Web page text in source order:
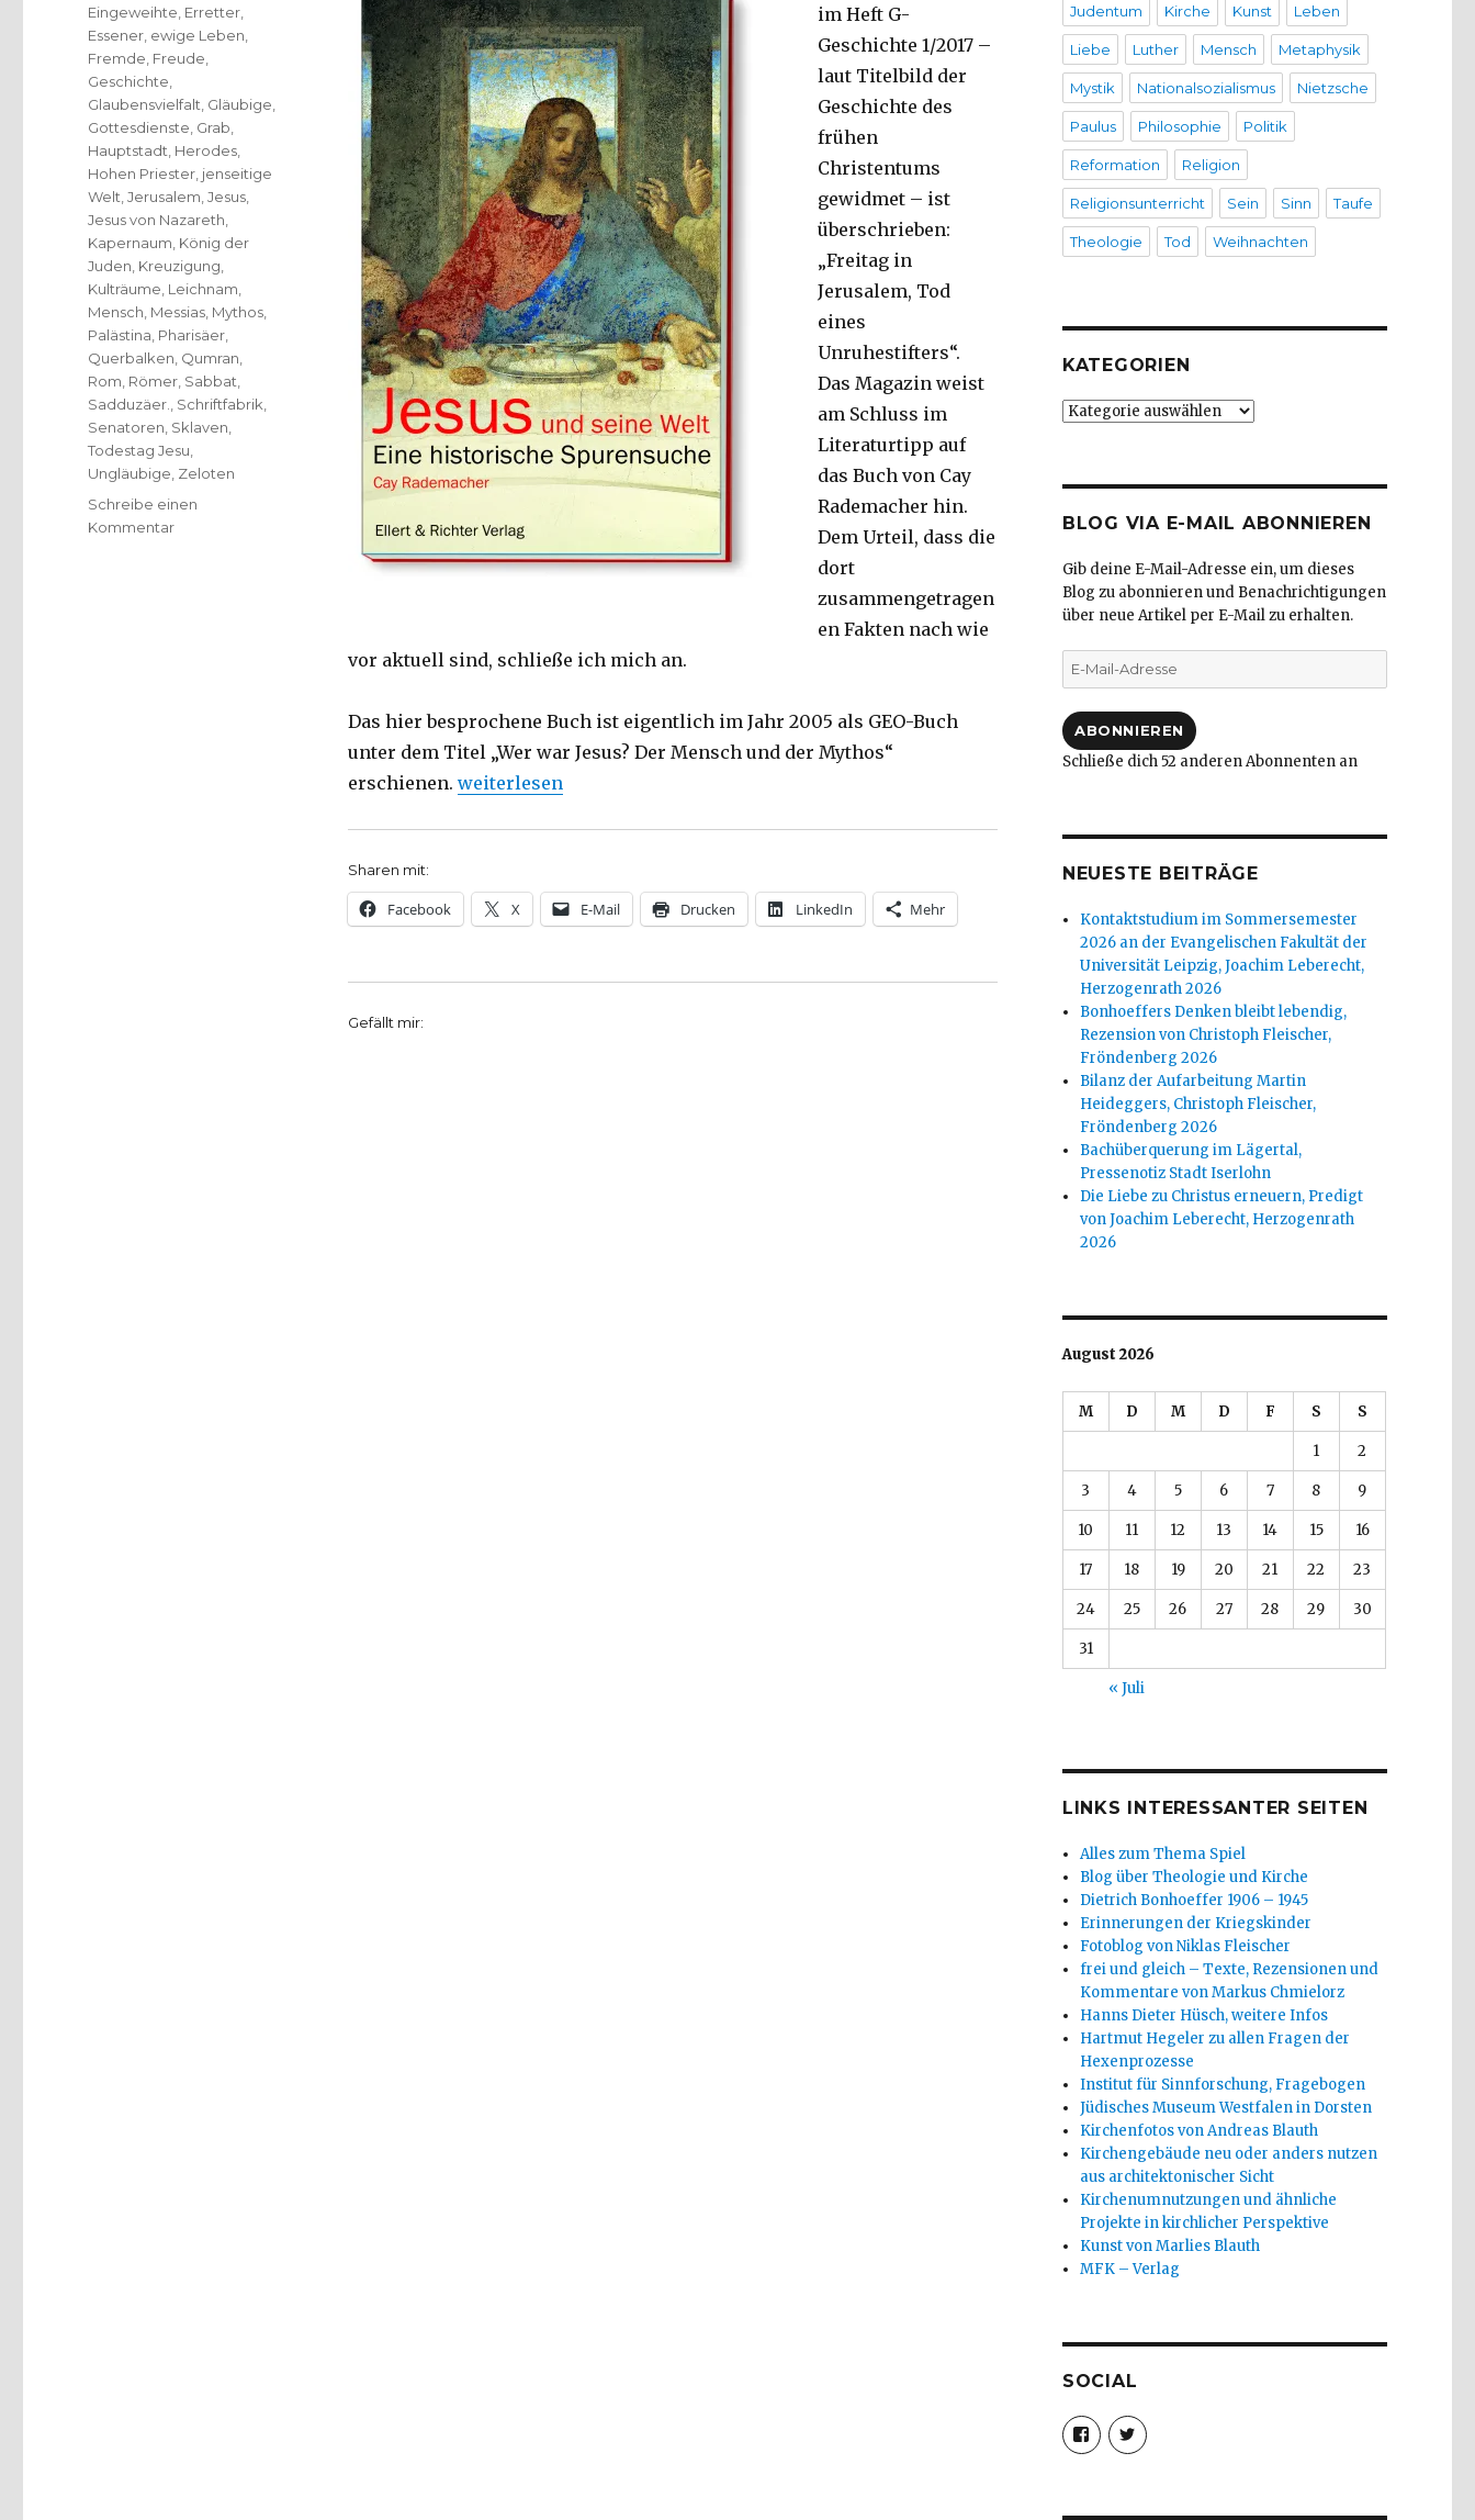
im Heft G-
Geschichte 1/2017 –
laut Titelbild der
Geschichte des
frühen
Christentums
gewidmet – ist
überschrieben:
„Freitag in
Jerusalem, Tod
eines
Unruhestifters“.
Das Magazin weist
am Schluss im
Literaturtipp auf
das Buch von Cay
Rademacher hin.
Dem Urteil, dass die
dort
zusammengetragen
en Fakten nach wie
vor aktuell sind, schließe ich mich an.
Das hier besprochene Buch ist eigentlich im Jahr 2005 als GEO-Buch
unter dem Titel „Wer war Jesus? Der Mensch und der Mythos“
erschienen. „Jesus von Nazareth als Mensch der Antike, Rezension, Christoph Fleischer, Welver 2017“
weiterlesen
Sharen mit:
Facebook X E-Mail Drucken LinkedIn Mehr
Gefällt mir:
Eingeweihte Erretter
Essener ewige Leben
Fremde Freude
Geschichte
Glaubensvielfalt Gläubige
Gottesdienste Grab
Hauptstadt Herodes
Hohen Priester jenseitige
Welt ,Jerusalem ,Jesus
Jesus von Nazareth
Kapernaum König der
Juden Kreuzigung
Kulträume Leichnam
Mensch Messias Mythos
Palästina Pharisäer
Querbalken Qumran
Rom Römer Sabbat
Sadduzäer.
Schriftfabrik
Senatoren Sklaven
Todestag Jesu
Ungläubige Zeloten
Schreibe einen
Kommentarzu
Judentum Kirche Kunst Leben
Liebe Luther Mensch Metaphysik
Mystik Nationalsozialismus Nietzsche
Paulus Philosophie Politik
Reformation Religion
Religionsunterricht Sein Sinn Taufe
Theologie Tod Weihnachten
KATEGORIEN
Kategorien
BLOG VIA E-MAIL ABONNIEREN
Gib deine E-Mail-Adresse ein, um dieses
Blog zu abonnieren und Benachrichtigungen
über neue Artikel per E-Mail zu erhalten.
E-
Mail-
ABONNIEREN
Schließe dich 52 anderen Abonnenten an
NEUESTE BEITRÄGE
Kontaktstudium im Sommersemester
2026 an der Evangelischen Fakultät der
Universität Leipzig, Joachim Leberecht,
Herzogenrath 2026
Bonhoeffers Denken bleibt lebendig,
Rezension von Christoph Fleischer,
Fröndenberg 2026
Bilanz der Aufarbeitung Martin
Heideggers, Christoph Fleischer,
Fröndenberg 2026
Bachüberquerung im Lägertal,
Pressenotiz Stadt Iserlohn
Die Liebe zu Christus erneuern, Predigt
von Joachim Leberecht, Herzogenrath
2026
August 2026
M D M D F S S
1 2
3 4 5 6 7 8 9
10 11 12 13 14 15 16
17 18 19 20 21 22 23
24 25 26 27 28 29 30
31
« Juli
LINKS INTERESSANTER SEITEN
Alles zum Thema Spiel
Blog über Theologie und Kirche
Dietrich Bonhoeffer 1906 – 1945
Erinnerungen der Kriegskinder
Fotoblog von Niklas Fleischer
frei und gleich – Texte, Rezensionen und
Kommentare von Markus Chmielorz
Hanns Dieter Hüsch, weitere Infos
Hartmut Hegeler zu allen Fragen der
Hexenprozesse
Institut für Sinnforschung, Fragebogen
Jüdisches Museum Westfalen in Dorsten
Kirchenfotos von Andreas Blauth
Kirchengebäude neu oder anders nutzen
aus architektonischer Sicht
Kirchenumnutzungen und ähnliche
Projekte in kirchlicher Perspektive
Kunst von Marlies Blauth
MFK – Verlag
SOCIAL
Profil
von
christoph.fleischer1
anzeigen
Profil
von
anzeigen